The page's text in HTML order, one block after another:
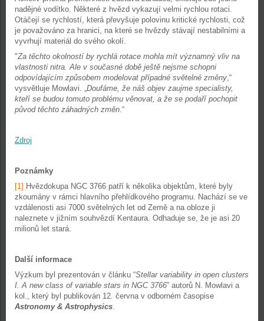
nadějné vodítko. Některé z hvězd vykazují velmi rychlou rotaci.
Otáčejí se rychlostí, která převyšuje polovinu kritické rychlosti, což
je považováno za hranici, na které se hvězdy stávají nestabilními a
vyvrhují materiál do svého okolí.
"Za těchto okolností by rychlá rotace mohla mít významný vliv na
vlastnosti nitra. Ale v současné době ještě nejsme schopni
odpovídajícím způsobem modelovat případné světelné změny,“
vysvětluje Mowlavi. „Doufáme, že náš objev zaujme specialisty,
kteří se budou tomuto problému věnovat, a že se podaří pochopit
původ těchto záhadných změn.“
Zdroj
Poznámky
[1] Hvězdokupa NGC 3766 patří k několika objektům, které byly
zkoumány v rámci hlavního přehlídkového programu. Nachází se ve
vzdálenosti asi 7000 světelných let od Země a na obloze ji
naleznete v jižním souhvězdí Kentaura. Odhaduje se, že je asi 20
milionů let stará.
Další informace
Výzkum byl prezentován v článku “Stellar variability in open clusters
I. A new class of variable stars in NGC 3766” autorů N. Mowlavi a
kol., který byl publikován 12. června v odborném časopise
Astronomy & Astrophysics.